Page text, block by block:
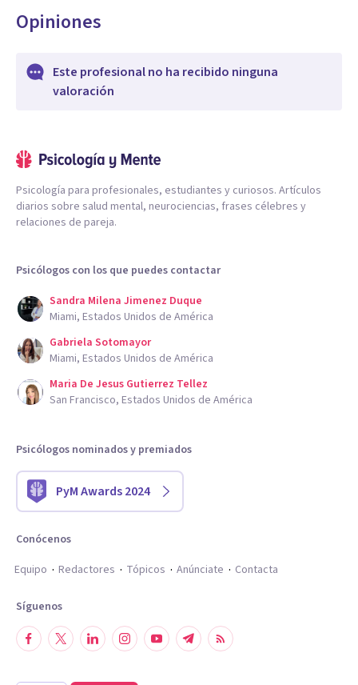
Opiniones
Este profesional no ha recibido ninguna
valoración
Psicología para profesionales, estudiantes y curiosos. Artículos
diarios sobre salud mental, neurociencias, frases célebres y
relaciones de pareja.
Psicólogos con los que puedes contactar
Sandra Milena Jimenez Duque
Miami, Estados Unidos de América
Gabriela Sotomayor
Miami, Estados Unidos de América
Maria De Jesus Gutierrez Tellez
San Francisco, Estados Unidos de América
Psicólogos nominados y premiados
PyM Awards 2024
Conócenos
Equipo
Redactores Tópicos Anúnciate Contacta
Síguenos